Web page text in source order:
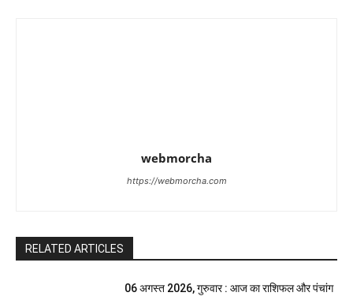
webmorcha
https://webmorcha.com
RELATED ARTICLES
06 अगस्त 2026, गुरुवार : आज का राशिफल और पंचांग